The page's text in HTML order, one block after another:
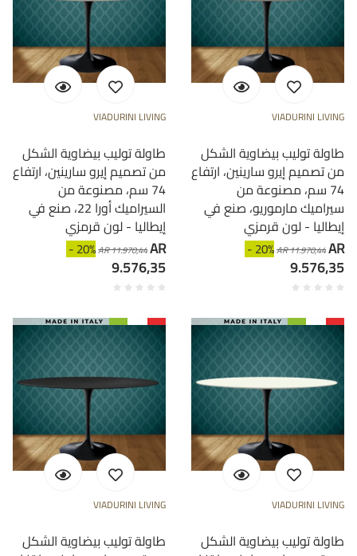
VIADURINI LIVING
طاولة توليب بيضاوية الشكل
من تصميم إيرو سارينين، ارتفاع
74 سم، مصنوعة من
السيراميك أورا 22، صنع في
إيطاليا - لون قرمزي
- 20%AR 11.970,44AR
9.576,35
VIADURINI LIVING
طاولة توليب بيضاوية الشكل
من تصميم إيرو سارينين، ارتفاع
74 سم، مصنوعة من
سيراميك مارموريو، صنع في
إيطاليا - لون قرمزي
- 20%AR 11.970,44AR
9.576,35
VIADURINI LIVING
طاولة توليب بيضاوية الشكل
VIADURINI LIVING
طاولة توليب بيضاوية الشكل